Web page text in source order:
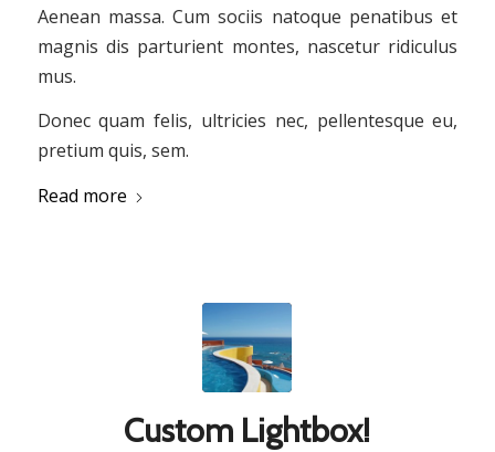
Aenean massa. Cum sociis natoque penatibus et
magnis dis parturient montes, nascetur ridiculus
mus.
Donec quam felis, ultricies nec, pellentesque eu,
pretium quis, sem.
Read more
Custom Lightbox!